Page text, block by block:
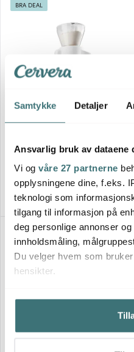
Samtykke Detaljer
Ansvarlig bruk av dataene
Vi og våre 27 partnerne
opplysningene dine, f.eks.
teknologi som
tilgang til informasjon på
deg personlige annonser
innholdsmåling,
Du velger hvem som
hensikter.
Hvis du gir oss lov, vil vi
Innhente informasjon
beliggenheten din,
Kitchenaid
5KSMSFTA hvit
BRA DEAL
Få på lager